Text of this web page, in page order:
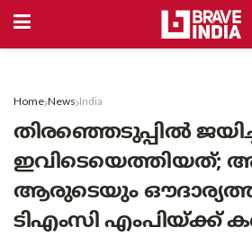
Home News India
തിരഞ്ഞെടുപ്പിൽ
ഇവിടെയെത്തിയത്;
ആരുടെയും
ടിഎംസി എംപിയ്ക്ക്